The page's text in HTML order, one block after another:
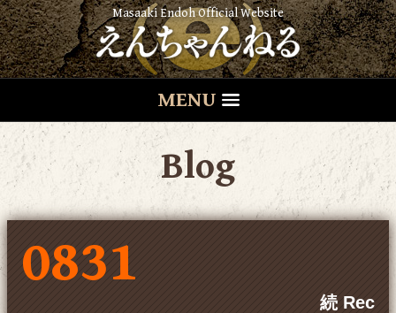
Masaaki Endoh Official Website
MENU
Blog
0831
続 Rec